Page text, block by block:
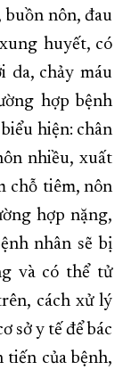
nôn, đau
huyết, có
da, chảy máu
hợp bệnh
hiện: chân
nhiều, xuất
chỗ tiêm, nôn
hợp nặng,
nhân sẽ bị
và có thể tử
cách xử lý
sở y tế để bác
tiến của bệnh,